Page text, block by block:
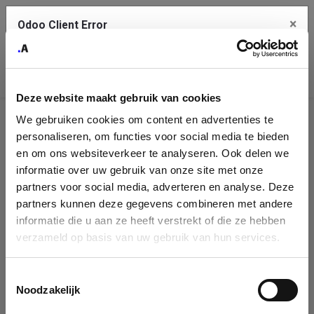
Deze website maakt gebruik van cookies
We gebruiken cookies om content en advertenties te
personaliseren, om functies voor social media te bieden
en om ons websiteverkeer te analyseren. Ook delen we
informatie over uw gebruik van onze site met onze
partners voor social media, adverteren en analyse. Deze
partners kunnen deze gegevens combineren met andere
informatie die u aan ze heeft verstrekt of die ze hebben
verzameld op basis van uw gebruik van hun services.
Noodzakelijk
Company
Identification
Please fill in your company details
You can search a company in our database by name, VAT or
enterprise ID. When a company is selected it will auto-complete the
form. If you don't find your company in our database, you can create
Odoo Client Error ×
service.
See details
Ok